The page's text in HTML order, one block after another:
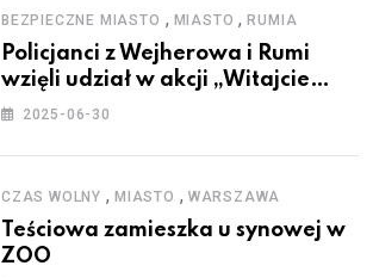
BEZPIECZNE MIASTO , MIASTO ,RUMIA
Policjanci z Wejherowa i Rumi
wzięli udział w akcji „Witajcie
Wakacje”
2025-06-30
CZAS WOLNY , MIASTO , WARSZAWA
Teściowa zamieszka u synowej w
ZOO